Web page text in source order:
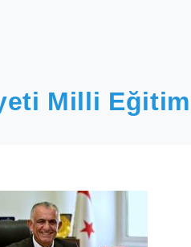
Milli Eğitim